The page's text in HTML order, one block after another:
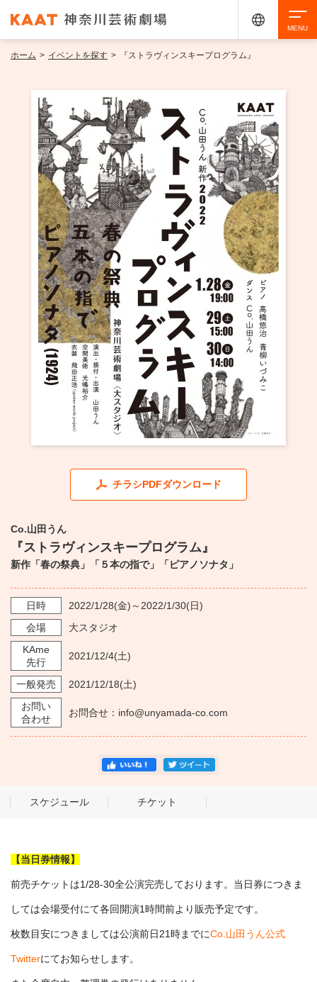
イベントを探す
・ イベント一覧
・ イベントカレンダー
ご来場案内
・ 館内サービス・アクセシビリティ
・ フロアマップ
・ レストラン/カフェ
・ 交通案内
・ よくある質問
施設を借りる
KAATについて
・ ミッション
・ 芸術監督
KAAT 神奈川芸術劇場
アクセシビリティ チケット購入 交通案内
ホーム > イベントを探す > 『ストラヴィンスキープログラム』
チラシPDFダウンロード
Co.山田うん
『ストラヴィンスキープログラム』
新作「春の祭典」「５本の指で」「ピアノソナタ」
日時 2022/1/28(金)～ 2022/1/30(日)
会場
大スタジオ
KAme
先行
2021/12/4(土)
一般発売 2021/12/18(土)
お問い
合わせ
お問合せ：info@unyamada-co.com
スケジュール チケット
【当日券情報】
前売チケットは1/28-30全公演完売しております。当日券につきま
しては会場受付にて各回開演1時間前より販売予定です。
枚数目安につきましては公演前日21時までにCo.山田うん公式
Twitterにてお知らせします。